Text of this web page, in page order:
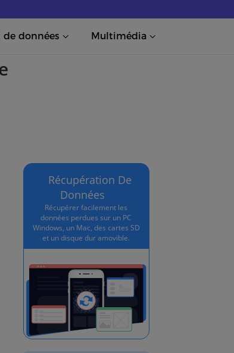
de données Multimédia
Récupération De
Données
Récupérer facilement les
données perdues sur un PC
Windows, un Mac, des cartes SD
et un disque dur amovible.